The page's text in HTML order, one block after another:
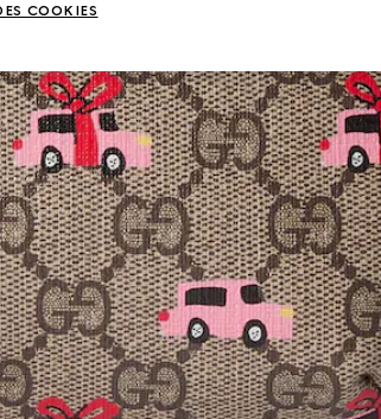
COOKIES